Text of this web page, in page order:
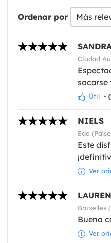
Ordenar por
Ciudad
sacarse
Útil •
NIELS
Ede
Este
Ver
LAUREN
Bruxelles
Buena
Ver